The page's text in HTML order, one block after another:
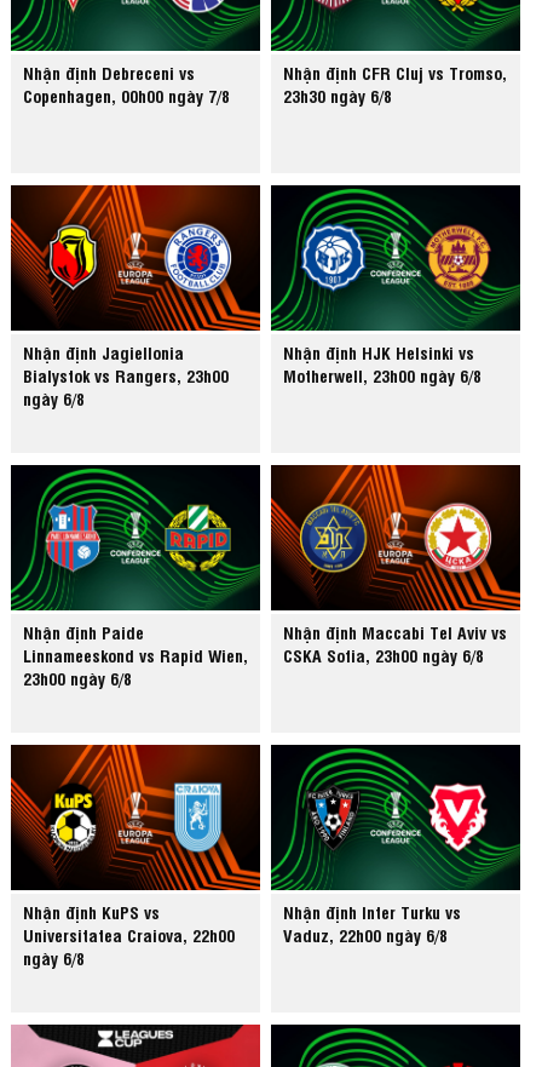
Nhận định Debreceni vs
Copenhagen, 00h00 ngày 7/8
Nhận định CFR Cluj vs Tromso,
23h30 ngày 6/8
Nhận định Jagiellonia
Bialystok vs Rangers, 23h00
ngày 6/8
Nhận định HJK Helsinki vs
Motherwell, 23h00 ngày 6/8
Nhận định Paide
Linnameeskond vs Rapid Wien,
23h00 ngày 6/8
Nhận định Maccabi Tel Aviv vs
CSKA Sofia, 23h00 ngày 6/8
Nhận định KuPS vs
Universitatea Craiova, 22h00
ngày 6/8
Nhận định Inter Turku vs
Vaduz, 22h00 ngày 6/8